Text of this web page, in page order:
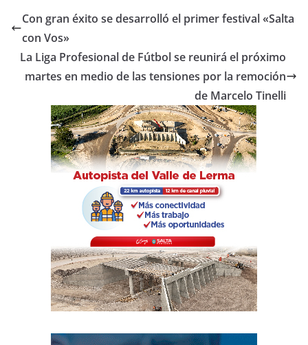
e
b
o
o
k
er s
p
p
p
tir
Con gran éxito se desarrolló el primer festival «Salta
con Vos»
La Liga Profesional de Fútbol se reunirá el próximo
martes en medio de las tensiones por la remoción
de Marcelo Tinelli